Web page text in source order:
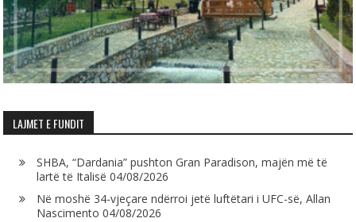
LAJMET E FUNDIT
SHBA, “Dardania” pushton Gran Paradison, majën më të
lartë të Italisë 04/08/2026
Në moshë 34-vjeçare ndërroi jetë luftëtari i UFC-së, Allan
Nascimento 04/08/2026